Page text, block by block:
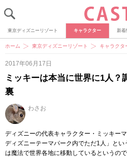
東京ディズニーリゾート キャラクター 新着
ホーム 東京ディズニーリゾート キャラクタ
2017年06月17日
ミッキーは本当に世界に1人？
裏
わさお
ディズニーの代表キャラクター・ミッキー
ディズニーテーマパーク内でただ1人」と
は魔法で世界各地に移動しているというの